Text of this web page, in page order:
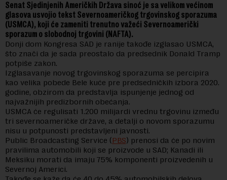
Senat Sjedinjenih Američkih Država sinoć je sa velikom većinom
glasova usvojio tekst Severnoameričkog trgovinskog sporazuma
(USMCA), koji će zameniti trenutno važeći Severnoamerički
sporazum o slobodnoj trgovini (NAFTA).
Donji dom Kongresa SAD je ranije takođe izglasao USMCA,
što znači da je sada preostalo da predsednik Donald Tramp
potpiše zakon.
Izglasavanje novog trgovinskog sporazuma se percipira
kao velika pobede Bele kuće pre predsedničkih izbora 2020.
godine, obzirom da predstavlja ispunjenje jednog od
najvažnijih predizbornih obećanja.
USMCA će regulisati 1.200 milijardi vrednu trgovinu između
tri severnoameričke države, a detalji o novom sporazumu
nisu u potpunosti predstavljeni javnosti.
Public Broadcasting Service (PBS) prenosi da će po novim
pravilima automobili koji se proizvode u SAD; Kanadi ili
Meksiku morati da imaju 75% komponenti proizvedenih u
Severnoj Americi.